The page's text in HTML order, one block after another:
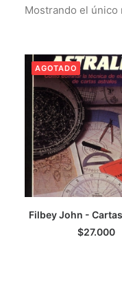
Mostrando el único
AGOTADO
LEER MÁS
Filbey John -
$27.000